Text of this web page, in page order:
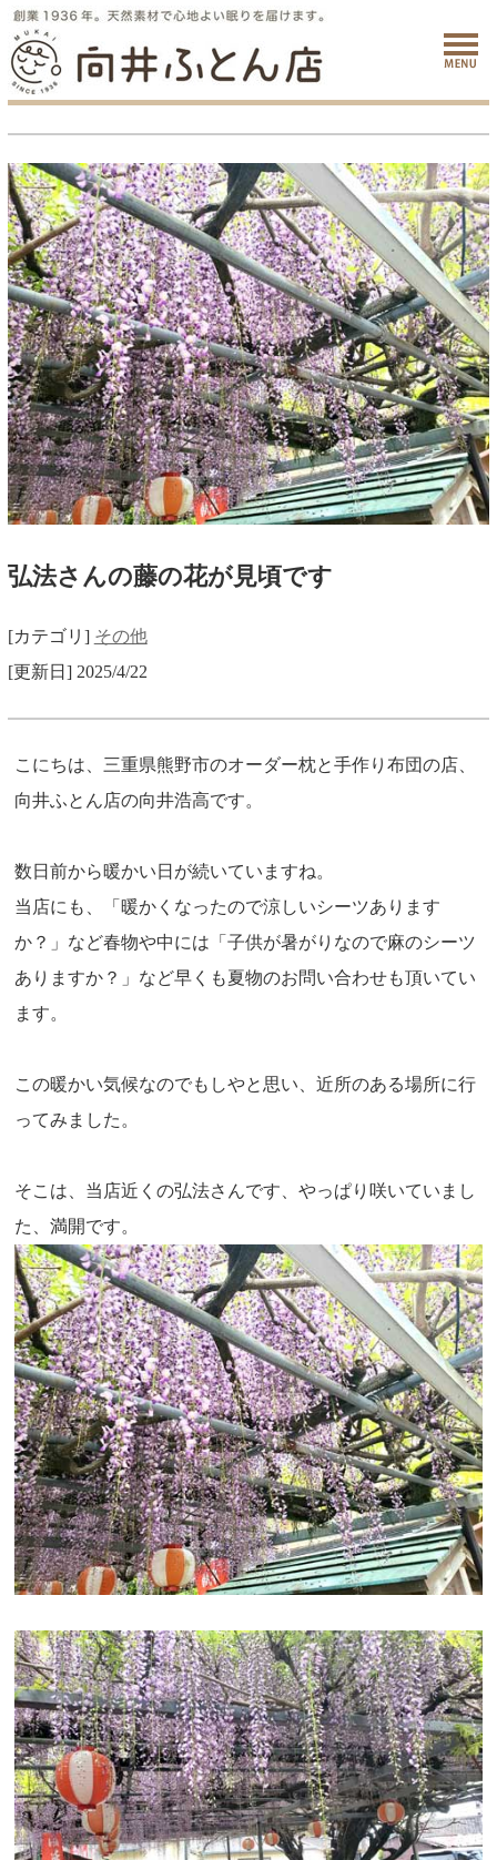
弘法さんの藤の花が見頃です
[カテゴリ] その他
[更新日] 2025/4/22
こにちは、三重県熊野市のオーダー枕と手作り布団の店、
向井ふとん店の向井浩高です。
数日前から暖かい日が続いていますね。
当店にも、「暖かくなったので涼しいシーツあります
か？」など春物や中には「子供が暑がりなので麻のシーツ
ありますか？」など早くも夏物のお問い合わせも頂いてい
ます。
この暖かい気候なのでもしやと思い、近所のある場所に行
ってみました。
そこは、当店近くの弘法さんです、やっぱり咲いていまし
た、満開です。